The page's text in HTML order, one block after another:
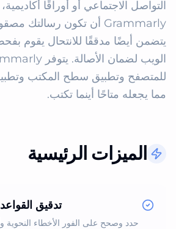
مما يجعله متاحًا أينما تكتب.
الميزات الرئيسية
تدقيق
حدد وصحح على الفور الأخطاء النحوية